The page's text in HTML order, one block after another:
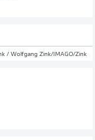
/ Wolfgang Zink/IMAGO/Zink